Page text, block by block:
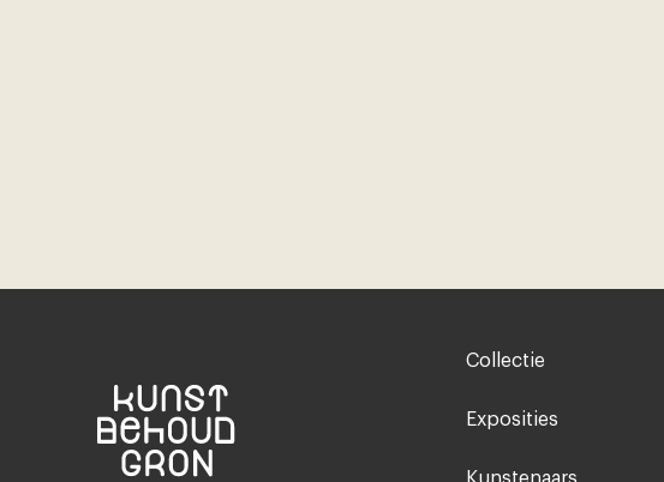
Footer-
Collectie
Exposities